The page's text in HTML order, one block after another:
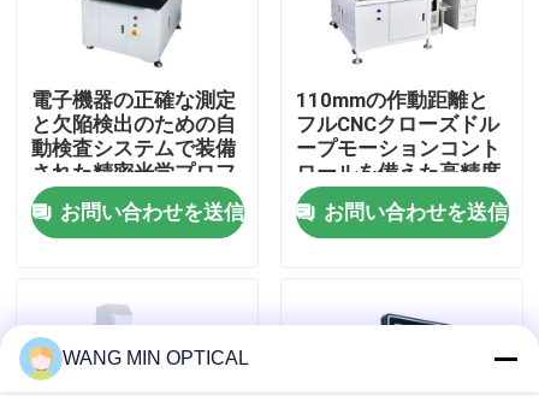
工場 ツアー
品質管理
連絡 ください
ニュース
CNCの視野の測定機械
電子機器の正確な測定
と欠陥検出のための自
動検査システムで装備
された精密光学プロフ
ァイルプロジェクター
お問い合わせを送信
110mmの作動距離と
フルCNCクローズドル
ープモーションコント
ロールを備えた高精度
ビデオ測定機
お問い合わせを送信
WANG MIN OPTICAL